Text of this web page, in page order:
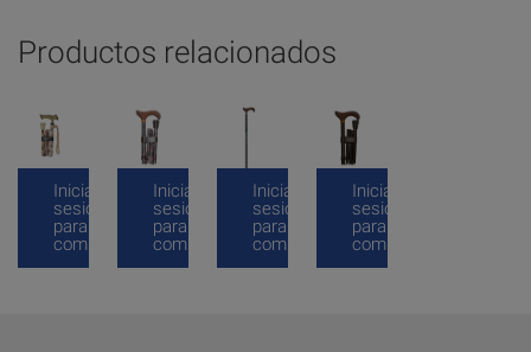
Productos relacionados
Inicia
sesión
para
comprar
Inicia
sesión
para
comprar
Inicia
sesión
para
comprar
Inicia
sesión
para
comprar